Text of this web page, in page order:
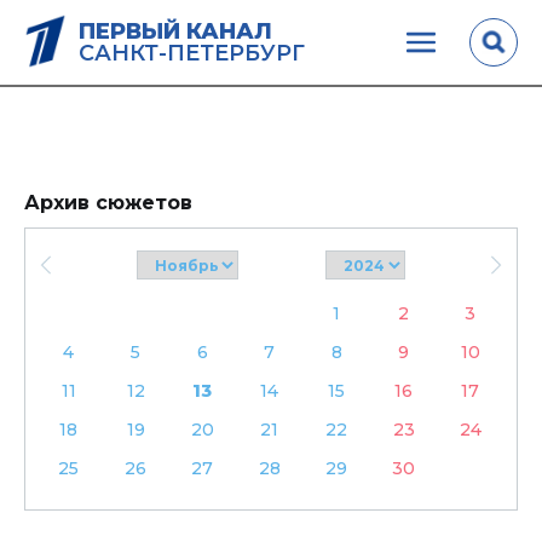
ПЕРВЫЙ КАНАЛ
САНКТ-ПЕТЕРБУРГ
Архив сюжетов
1 2
3
4
5 6 7 8 9
10
11
12 13 14 15 16
17
18
19 20 21 22 23
24
25
26 27 28 29 30